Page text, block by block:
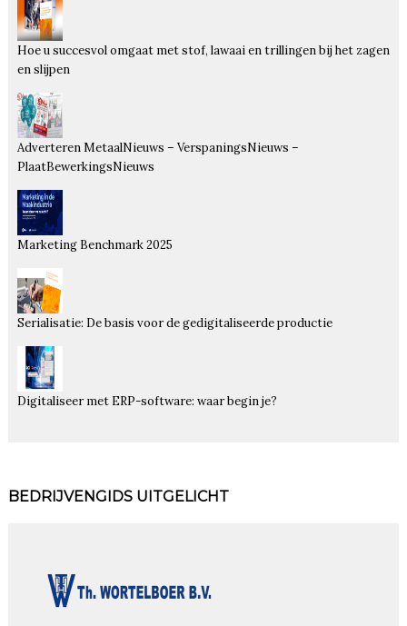
Hoe u succesvol omgaat met stof, lawaai en trillingen bij het zagen
en slijpen
Adverteren MetaalNieuws – VerspaningsNieuws –
PlaatBewerkingsNieuws
Marketing Benchmark 2025
Serialisatie: De basis voor de gedigitaliseerde productie
Digitaliseer met ERP-software: waar begin je?
BEDRIJVENGIDS UITGELICHT